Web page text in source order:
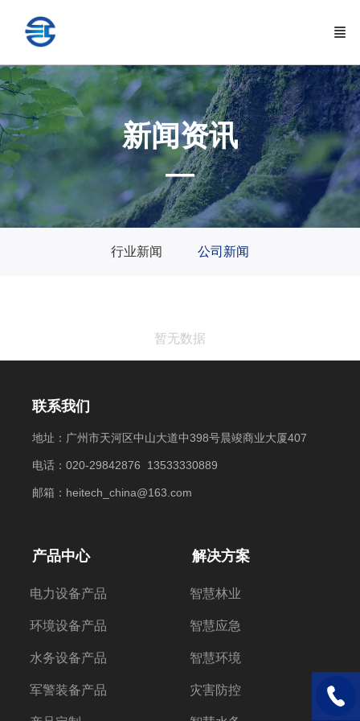
新闻资讯
—
行业新闻 公司新闻
暂无数据
联系我们
地址：广州市天河区中山大道中398号晨竣商业大厦407
电话：020-29842876 13533330889
邮箱：heitech_china@163.com
产品中心
电力设备产品
环境设备产品
水务设备产品
军警装备产品
解决方案
智慧林业
智慧应急
智慧环境
灾害防控 电话